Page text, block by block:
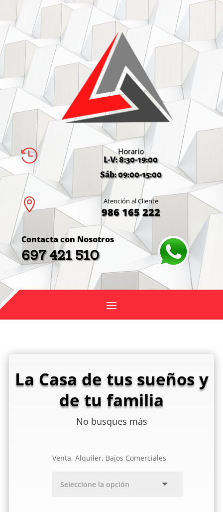
 Horario
L-V: 8:30-19:00
Sáb: 09:00-15:00
 Atención al Cliente
986 165 222
Contacta con Nosotros
697 421 510
La Casa de tus sueños y
de tu familia
No busques más
Venta, Alquiler, Bajos Comerciales